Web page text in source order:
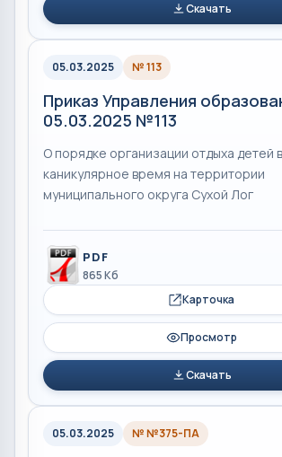
Скачать
05.03.2025 № 113
Приказ Управления
05.03.2025 №113
О порядке организации отдыха детей в
каникулярное время на территории
муниципального округа Сухой Лог
PDF
865 Кб
Карточка
Просмотр
Скачать
05.03.2025 № №375-ПА